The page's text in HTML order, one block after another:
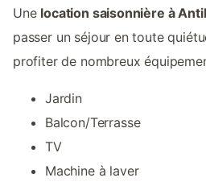
Une location saisonnière à
passer un séjour en toute
profiter de nombreux
Jardin
Balcon/Terrasse
TV
Machine à laver